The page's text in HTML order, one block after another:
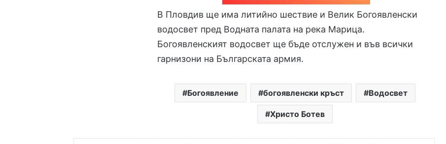
В Пловдив ще има литийно шествие и Велик Богоявленски
водосвет пред Водната палата на река Марица.
Богоявленският водосвет ще бъде отслужен и във всички
гарнизони на Българската армия.
Богоявление богоявленски кръст Водосвет
Христо Ботев